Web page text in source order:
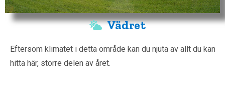
Vädret
Eftersom klimatet i detta område kan du njuta av allt du kan
hitta här, större delen av året.